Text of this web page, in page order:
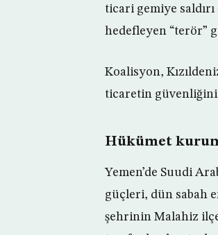
ticari gemiye
hedefleyen “terör”
Koalisyon,
ticaretin
Hükümet
Yemen’de Suudi
güçleri, dün sabah
şehrinin Malahiz